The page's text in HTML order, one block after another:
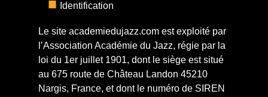
Identification
Le site academiedujazz.com est exploité par
l’Association Académie du Jazz, régie par la
loi du 1er juillet 1901, dont le siège est situé
au 675 route de Château Landon 45210
Nargis, France, et dont le numéro de SIREN